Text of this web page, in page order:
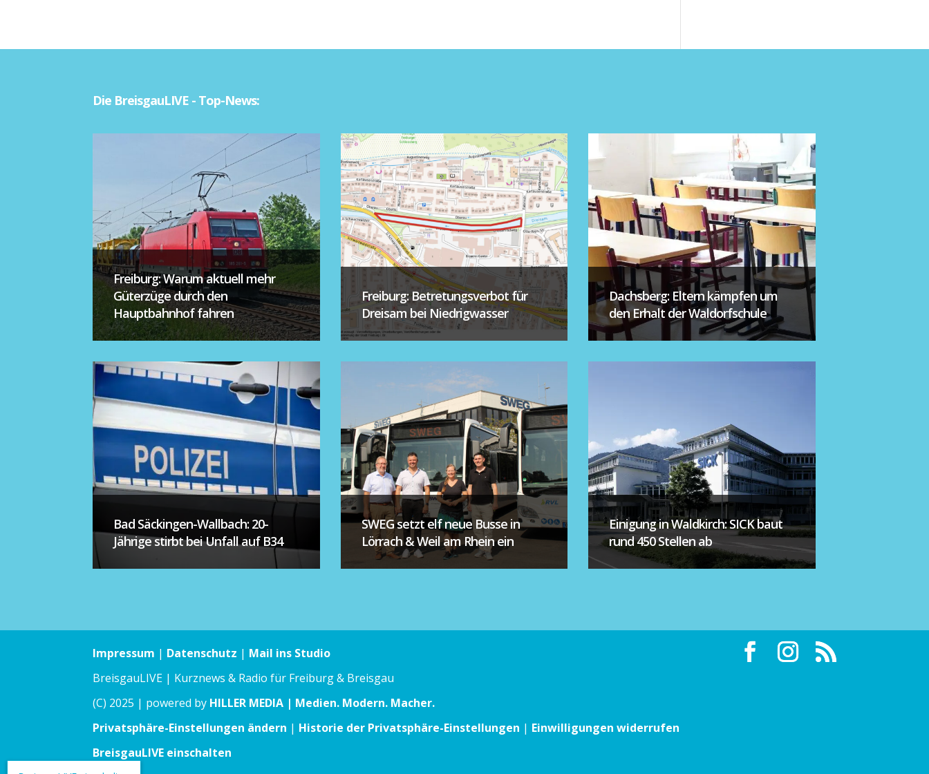
Die BreisgauLIVE - Top-News:
Freiburg: Warum aktuell mehr
Güterzüge durch den
Hauptbahnhof fahren
Freiburg: Betretungsverbot für
Dreisam bei Niedrigwasser
Dachsberg: Eltern kämpfen um
den Erhalt der Waldorfschule
Bad Säckingen-Wallbach: 20-
Jährige stirbt bei Unfall auf B34
SWEG setzt elf neue Busse in
Lörrach & Weil am Rhein ein
Einigung in Waldkirch: SICK baut
rund 450 Stellen ab
Impressum | Datenschutz | Mail ins Studio
BreisgauLIVE | Kurznews & Radio für Freiburg & Breisgau
(C) 2025 | powered by HILLER MEDIA | Medien. Modern. Macher.
Privatsphäre-Einstellungen ändern | Historie der Privatsphäre-Einstellungen | Einwilligungen widerrufen
BreisgauLIVE einschalten